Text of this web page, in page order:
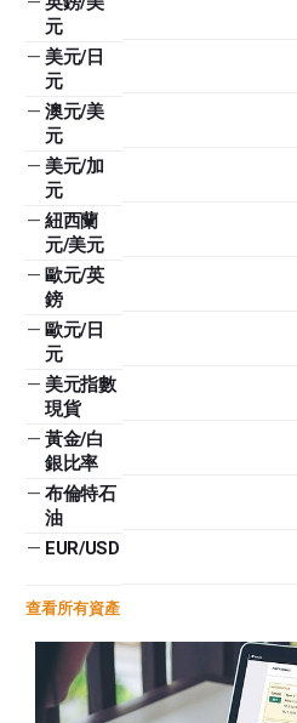
元
— 美元/日
元
— 澳元/美
元
— 美元/加
元
— 紐西蘭
元/美元
— 歐元/英
鎊
— 歐元/日
元
— 美元指數
現貨
— 黃金/白
銀比率
— 布倫特石
油
— EUR/USD
查看所有資產